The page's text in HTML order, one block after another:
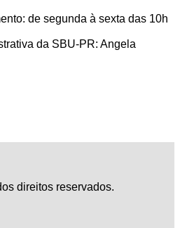
de segunda à sexta das 10h
da SBU-PR: Angela
direitos reservados.